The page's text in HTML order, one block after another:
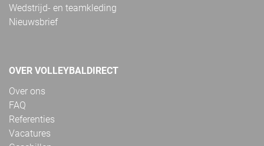
Wedstrijd- en teamkleding
Nieuwsbrief
OVER VOLLEYBALDIRECT
Over ons
FAQ
Referenties
Vacatures